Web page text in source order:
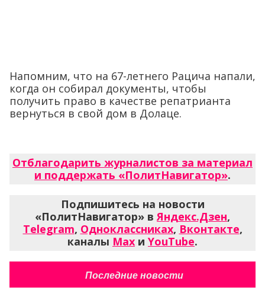
Напомним, что на 67-летнего Рацича напали,
когда он собирал документы, чтобы
получить право в качестве репатрианта
вернуться в свой дом в Долаце.
Отблагодарить журналистов за материал
и поддержать «ПолитНавигатор».
Подпишитесь на новости
«ПолитНавигатор» вЯндекс.Дзен,
Telegram, Одноклассниках, Вконтакте,
каналы Max и YouTube.
Последние новости